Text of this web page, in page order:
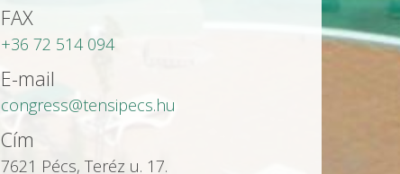
FAX
+36 72 514 094
E-mail
congress@tensipecs.hu
Cím
7621 Pécs, Teréz u. 17.